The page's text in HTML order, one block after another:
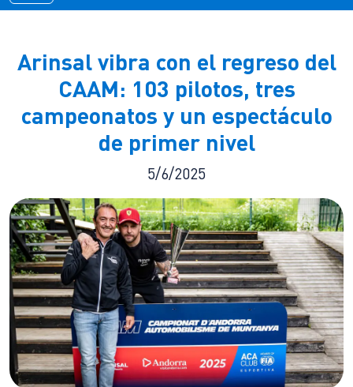
Arinsal vibra con el regreso del
CAAM: 103 pilotos, tres
campeonatos y un espectáculo
de primer nivel
5/6/2025